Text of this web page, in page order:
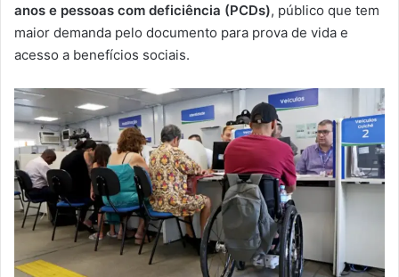
anos e pessoas com deficiência (PCDs), público que tem
maior demanda pelo documento para prova de vida e
acesso a benefícios sociais.